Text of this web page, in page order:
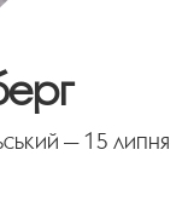
— 15 липня